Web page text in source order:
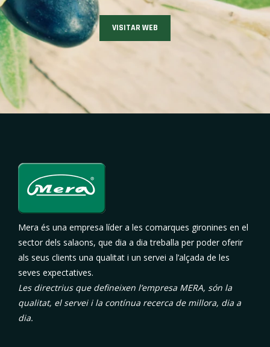
VISITAR WEB
Mera és una empresa líder a les comarques gironines en el
sector dels salaons, que dia a dia treballa per poder oferir
als seus clients una qualitat i un servei a l’alçada de les
seves expectatives.
Les directrius que defineixen l’empresa MERA, són la
qualitat, el servei i la contínua recerca de millora, dia a
dia.